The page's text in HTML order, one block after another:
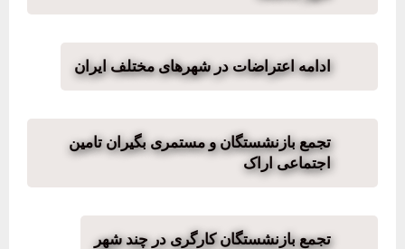
ادامه اعتراضات در شهرهای مختلف ایران
تجمع بازنشستگان و مستمری بگیران تامین
اجتماعی اراک
تجمع بازنشستگان کارگری در چند شهر